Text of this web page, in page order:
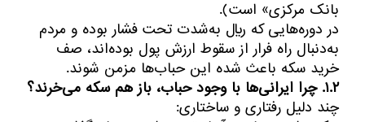
بانک مرکزی» است).
در دوره‌هایی که ریال به‌شدت تحت فشار بوده و مردم
به‌دنبال راه فرار از سقوط ارزش پول بوده‌اند، صف
خرید سکه باعث شده این حباب‌ها مزمن شوند.
۱.۲. چرا ایرانی‌ها با وجود حباب، باز هم سکه می‌خرند؟
چند دلیل رفتاری و ساختاری: